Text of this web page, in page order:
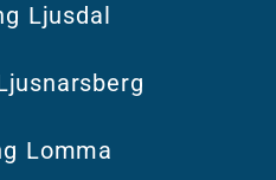
Ljusdal
Lomma